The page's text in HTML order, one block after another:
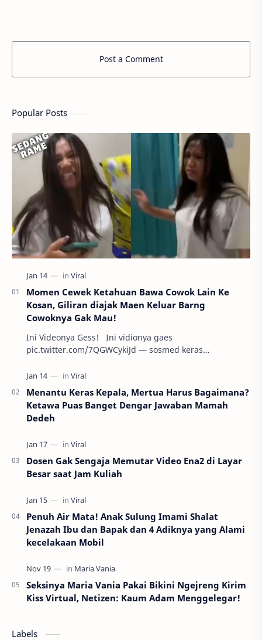
Post a Comment
Popular Posts
Momen Cewek Ketahuan Bawa Cowok Lain Ke
Kosan, Giliran diajak Maen Keluar Barng
Cowoknya Gak Mau!
Ini Videonya Gess! Ini vidionya gaes
pic.twitter.com/7QGWCykiJd — sosmed keras
Menantu Keras Kepala, Mertua Harus Bagaimana?
Ketawa Puas Banget Dengar Jawaban Mamah
Dedeh
Dosen Gak Sengaja Memutar Video Ena2 di Layar
Besar saat Jam Kuliah
Penuh Air Mata! Anak Sulung Imami Shalat
Jenazah Ibu dan Bapak dan 4 Adiknya yang Alami
kecelakaan Mobil
Seksinya Maria Vania Pakai Bikini Ngejreng Kirim
Kiss Virtual, Netizen: Kaum Adam Menggelegar!
Labels